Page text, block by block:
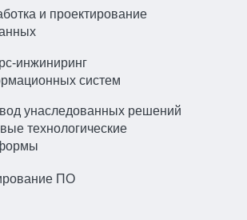
унаследованных решений
технологические
инжиниринг
систем
ПО
и проектирование